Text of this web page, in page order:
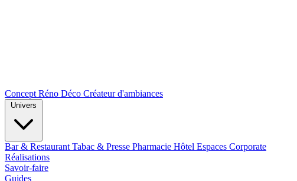
Concept Réno Déco Créateur d'ambiances
Bar & Restaurant Tabac & Presse Pharmacie Hôtel Espaces Corporate
Réalisations
Savoir-faire
Guides